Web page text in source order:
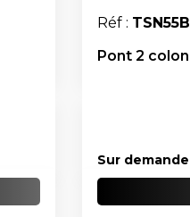
Réf :
Pont 2
Sur demande